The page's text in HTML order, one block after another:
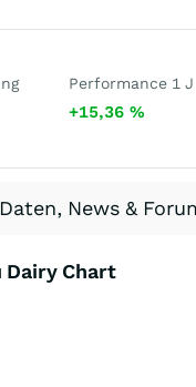
Performance 1 J
+15,36 %
News &
Dairy Chart